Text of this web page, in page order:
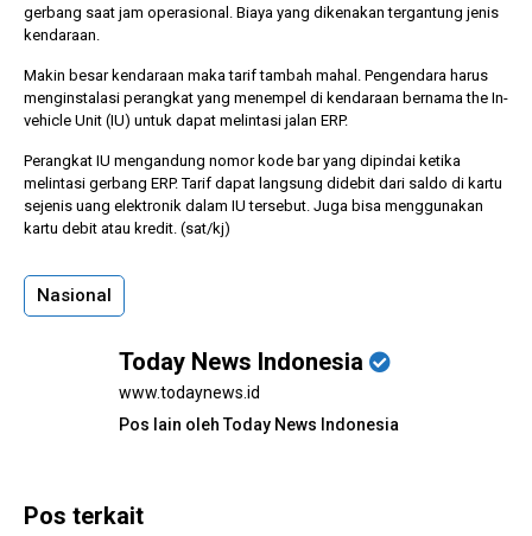
gerbang saat jam operasional. Biaya yang dikenakan tergantung jenis
kendaraan.
Makin besar kendaraan maka tarif tambah mahal. Pengendara harus
menginstalasi perangkat yang menempel di kendaraan bernama the In-
vehicle Unit (IU) untuk dapat melintasi jalan ERP.
Perangkat IU mengandung nomor kode bar yang dipindai ketika
melintasi gerbang ERP. Tarif dapat langsung didebit dari saldo di kartu
sejenis uang elektronik dalam IU tersebut. Juga bisa menggunakan
kartu debit atau kredit. (sat/kj)
Nasional
Today News Indonesia
www.todaynews.id
Pos lain oleh Today News Indonesia
Pos terkait